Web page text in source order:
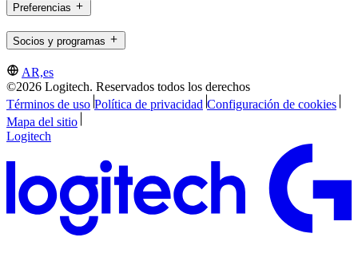
Preferencias
Socios y programas
AR,es
©2026 Logitech. Reservados todos los derechos
Términos de uso Política de privacidad Configuración de cookies
Mapa del sitio
Logitech